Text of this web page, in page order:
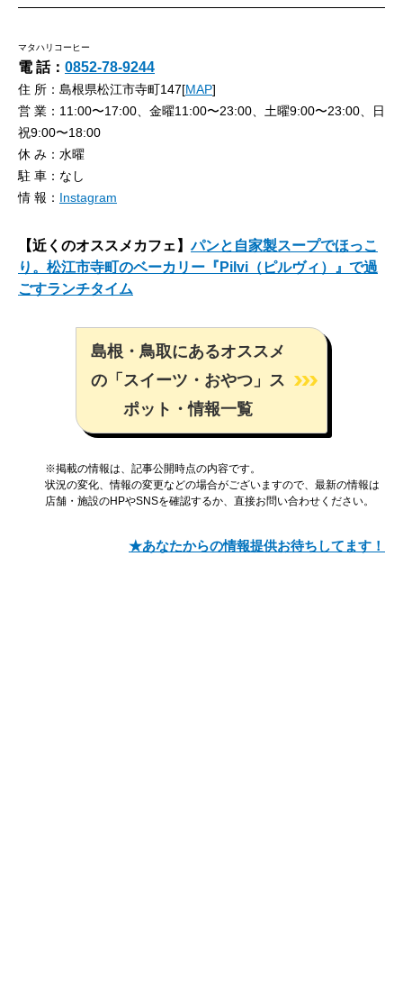
マタハリコーヒー
電 話： 0852-78-9244
住 所：島根県松江市寺町147[MAP]
営 業：11:00〜17:00、金曜11:00〜23:00、土曜9:00〜23:00、日
祝9:00〜18:00
休 み：水曜
駐 車：なし
情 報： Instagram
【近くのオススメカフェ】パンと自家製スープでほっこ
り。松江市寺町のベーカリー『Pilvi（ピルヴィ）』で過
ごすランチタイム
島根・鳥取にあるオススメ
の「スイーツ・おやつ」ス
ポット・情報一覧
※掲載の情報は、記事公開時点の内容です。
状況の変化、情報の変更などの場合がございますので、最新の情報は
店舗・施設のHPやSNSを確認するか、直接お問い合わせください。
★あなたからの情報提供お待ちしてます！